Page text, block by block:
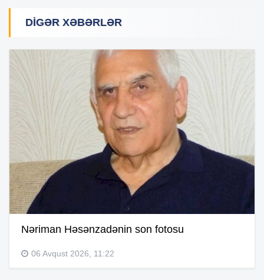
DIGƏR XƏBƏRLƏR
Nəriman Həsənzadənin son fotosu
06 Avqust 2026, 11:22